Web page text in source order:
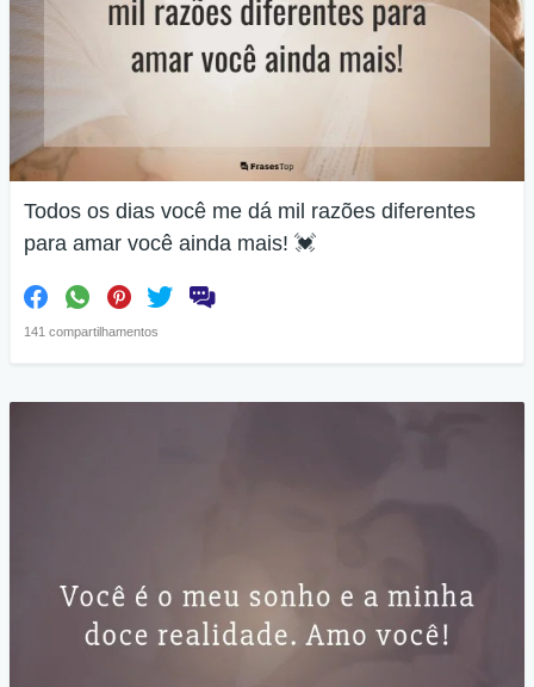
Todos os dias você me dá mil razões diferentes
para amar você ainda mais! 💓
141 compartilhamentos